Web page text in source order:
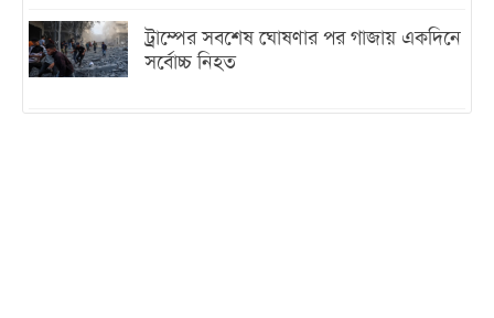
ট্রাম্পের সবশেষ ঘোষণার পর গাজায় একদিনে
সর্বোচ্চ নিহত